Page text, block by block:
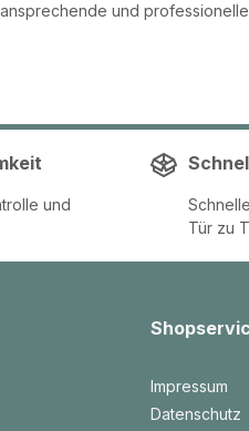
und
und
Tür zu
Impressum
Datenschutz